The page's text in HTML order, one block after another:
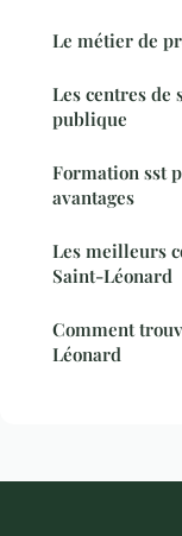
Le métier de
Les centres de
publique
Formation sst
avantages
Les meilleurs
Saint-Léonard
Comment
Léonard